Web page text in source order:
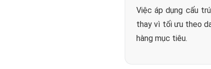
Việc áp dụng cấu
thay vì tối ưu theo
hàng mục tiêu.